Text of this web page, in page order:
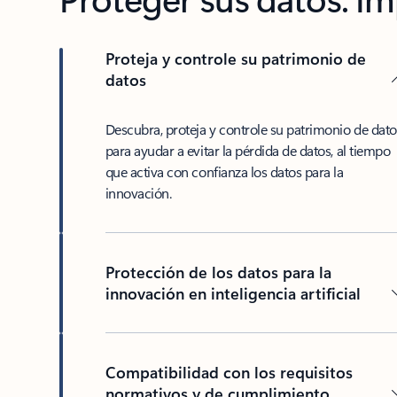
Proteja y controle su patrimonio de
datos
Descubra, proteja y controle su patrimonio de
para ayudar a evitar la pérdida de datos, al tiempo
que activa con confianza los datos para la
innovación.
Protección de los datos para la
innovación en inteligencia artificial
Compatibilidad con los requisitos